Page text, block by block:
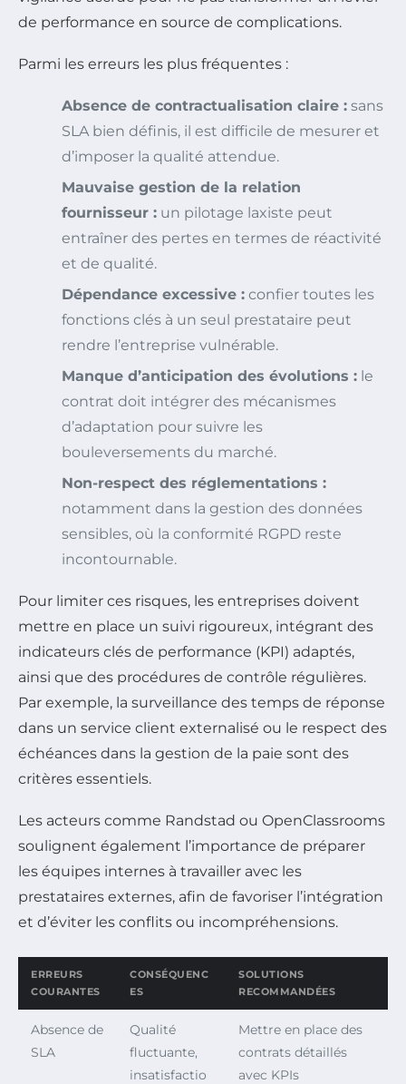
de performance en source de complications.
Parmi les erreurs les plus fréquentes :
Absence de contractualisation claire : sans
SLA bien définis, il est difficile de mesurer et
d’imposer la qualité attendue.
Mauvaise gestion de la relation
fournisseur : un pilotage laxiste peut
entraîner des pertes en termes de réactivité
et de qualité.
Dépendance excessive : confier toutes les
fonctions clés à un seul prestataire peut
rendre l’entreprise vulnérable.
Manque d’anticipation des évolutions : le
contrat doit intégrer des mécanismes
d’adaptation pour suivre les
bouleversements du marché.
Non-respect des réglementations :
notamment dans la gestion des données
sensibles, où la conformité RGPD reste
incontournable.
Pour limiter ces risques, les entreprises doivent
mettre en place un suivi rigoureux, intégrant des
indicateurs clés de performance (KPI) adaptés,
ainsi que des procédures de contrôle régulières.
Par exemple, la surveillance des temps de réponse
dans un service client externalisé ou le respect des
échéances dans la gestion de la paie sont des
critères essentiels.
Les acteurs comme Randstad ou OpenClassrooms
soulignent également l’importance de préparer
les équipes internes à travailler avec les
prestataires externes, afin de favoriser l’intégration
et d’éviter les conflits ou incompréhensions.
ERREURS
COURANTES
CONSÉQUENC
ES
SOLUTIONS
RECOMMANDÉES
Absence de
SLA
Qualité
fluctuante,
insatisfactio
Mettre en place des
contrats détaillés
avec KPIs